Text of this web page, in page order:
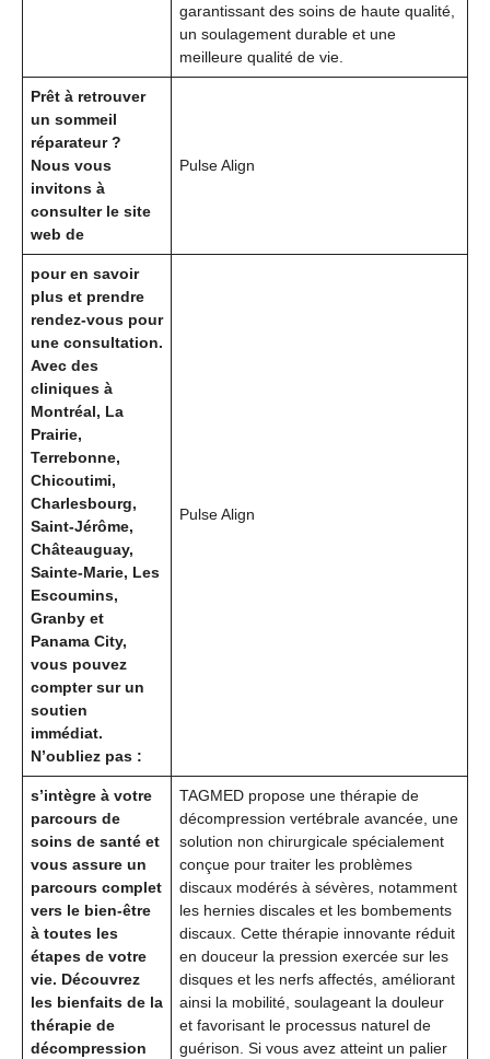
garantissant des soins de haute qualité,
un soulagement durable et une
meilleure qualité de vie.
Prêt à retrouver
un sommeil
réparateur ?
Nous vous
invitons à
consulter le site
web de
Pulse Align
pour en savoir
plus et prendre
rendez-vous pour
une consultation.
Avec des
cliniques à
Montréal, La
Prairie,
Terrebonne,
Chicoutimi,
Charlesbourg,
Saint-Jérôme,
Châteauguay,
Sainte-Marie, Les
Escoumins,
Granby et
Panama City,
vous pouvez
compter sur un
soutien
immédiat.
N’oubliez pas :
Pulse Align
s’intègre à votre
parcours de
soins de santé et
vous assure un
parcours complet
vers le bien-être
à toutes les
étapes de votre
vie. Découvrez
les bienfaits de la
thérapie de
décompression
TAGMED propose une thérapie de
décompression vertébrale avancée, une
solution non chirurgicale spécialement
conçue pour traiter les problèmes
discaux modérés à sévères, notamment
les hernies discales et les bombements
discaux. Cette thérapie innovante réduit
en douceur la pression exercée sur les
disques et les nerfs affectés, améliorant
ainsi la mobilité, soulageant la douleur
et favorisant le processus naturel de
guérison. Si vous avez atteint un palier